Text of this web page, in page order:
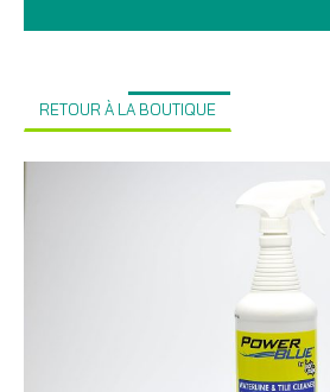
RETOUR À LA BOUTIQUE